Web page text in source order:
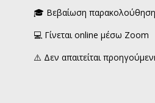
🎓 Βεβαίωση
💻 Γίνεται online μέσω Zoom
⚠️ Δεν απαιτείται